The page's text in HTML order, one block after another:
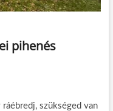
pihenés
szükséged van